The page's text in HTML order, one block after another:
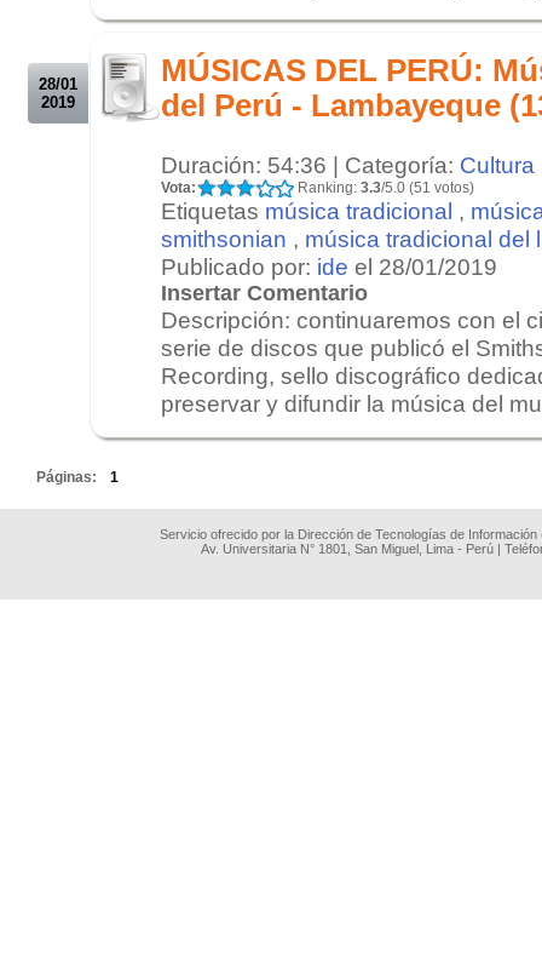
28/01
2019
MÚSICAS DEL PERÚ:
del Perú - Lambayeque
Duración: 54:36 | Categoría: Cultura
Vota: Ranking: 3.3/5.0 (51 votos)
Etiquetas música tradicional ,
smithsonian , música tradicional del
Publicado por: ide el 28/01/2019
Insertar Comentario
Descripción: continuaremos con el
serie de discos que publicó el
Recording, sello discográfico
preservar y difundir la música del
Páginas: 1
Servicio ofrecido por la Dirección de Tecnologías de
Av. Universitaria N° 1801, San Miguel, Lima - Perú |